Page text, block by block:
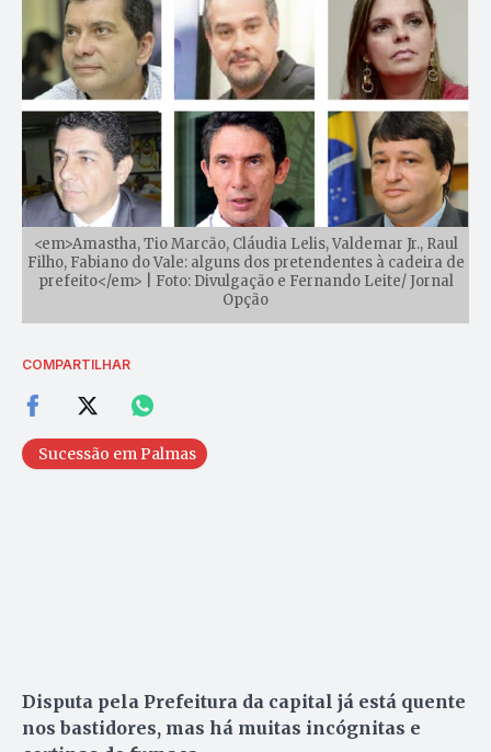
<em>Amastha, Tio Marcão, Cláudia Lelis, Valdemar Jr., Raul
Filho, Fabiano do Vale: alguns dos pretendentes à cadeira de
prefeito</em> | Foto: Divulgação e Fernando Leite/ Jornal
Opção
COMPARTILHAR
Sucessão em Palmas
Disputa pela Prefeitura da capital já está quente
nos bastidores, mas há muitas incógnitas e